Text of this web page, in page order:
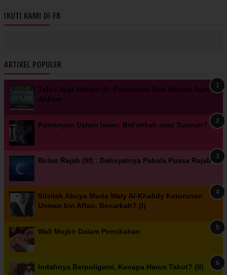
IKUTI KAMI DI FB
ARTIKEL POPULER
Tafsir Ayat Ahkam (I): Pengertian Dan Macam Ayat
Ahkam
Kemenyan Dalam Islam: Bid'ahkah atau Sunnah?
Bulan Rajab (III) : Dahsyatnya Pahala Puasa Rajab
Silsilah Abuya Muda Waly Al-Khalidy Keturunan
Usman bin Affan, Benarkah? (I)
Wali Mujbir Dalam Pernikahan
Indahnya Berpoligami, Kenapa Harus Takut? (II)